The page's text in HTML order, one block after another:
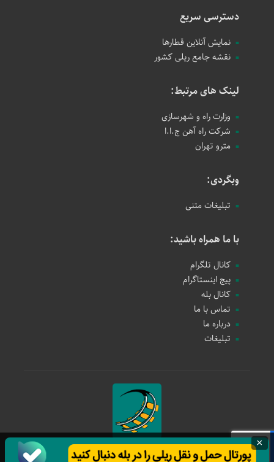
دسترسی سریع
نمایش آنلاین قطارها
نقشه جامع ریلی کشور
لینک های مرتبط:
وزارت راه و شهرسازی
شرکت راه آهن ج.ا.ا
مترو تهران
وبگردی:
تبلیغات متنی
با ما همراه باشید:
کانال تلگرام
پیج اینستاگرام
کانال بله
تماس با ما
درباره ما
تبلیغات
حمل و نقل ریلی
×